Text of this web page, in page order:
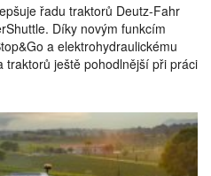
řadu traktorů Deutz-Fahr
Díky novým funkcím
a elektrohydraulickému
ještě pohodlnější při práci